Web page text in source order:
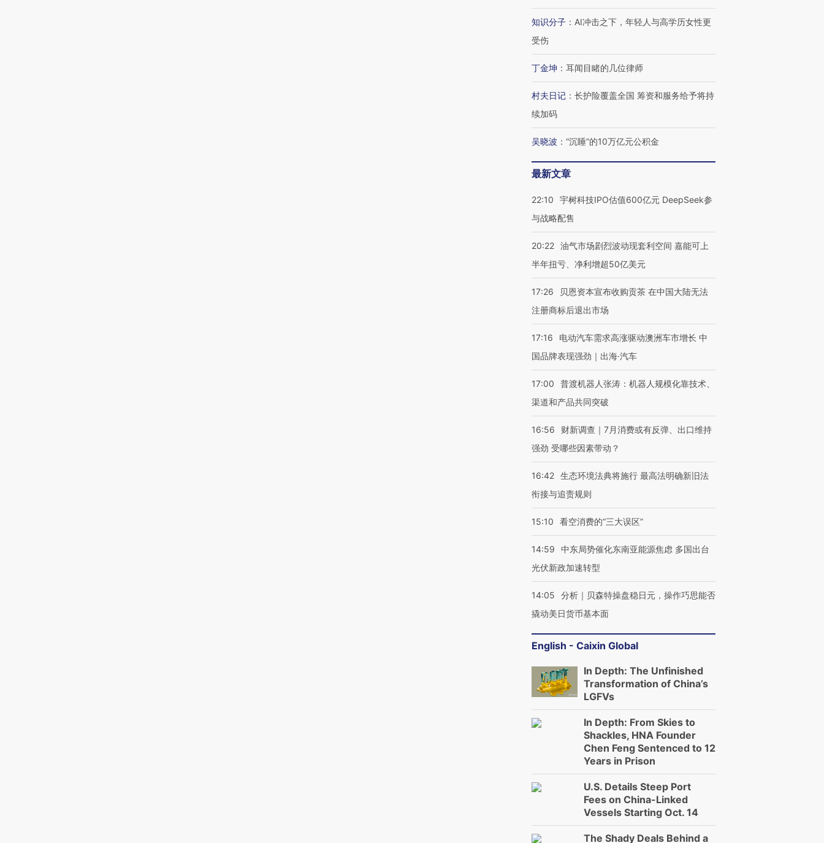
知识分子 ： AI冲击之下，年轻人与高学历女性更
受伤
丁金坤 ： 耳闻目睹的几位律师
村夫日记 ： 长护险覆盖全国 筹资和服务给予将持
续加码
吴晓波 ： “沉睡”的10万亿元公积金
最新文章
22:10
宇树科技IPO估值600亿元 DeepSeek参
与战略配售
20:22 油气市场剧烈波动现套利空间 嘉能可上
半年扭亏、净利增超50亿美元
17:26
贝恩资本宣布收购贡茶 在中国大陆无法
注册商标后退出市场
17:16
电动汽车需求高涨驱动澳洲车市增长 中
国品牌表现强劲｜出海·汽车
17:00
普渡机器人张涛：机器人规模化靠技术、
渠道和产品共同突破
16:56
财新调查｜7月消费或有反弹、出口维持
强劲 受哪些因素带动？
16:42 生态环境法典将施行 最高法明确新旧法
衔接与追责规则
15:10 看空消费的“三大误区”
14:59
中东局势催化东南亚能源焦虑 多国出台
光伏新政加速转型
14:05
分析｜贝森特操盘稳日元，操作巧思能否
撬动美日货币基本面
English - Caixin Global
In Depth: The Unfinished
Transformation of China’s
LGFVs
In Depth: From Skies to
Shackles, HNA Founder
Chen Feng Sentenced to 12
Years in Prison
U.S. Details Steep Port
Fees on China-Linked
Vessels Starting Oct. 14
The Shady Deals Behind a